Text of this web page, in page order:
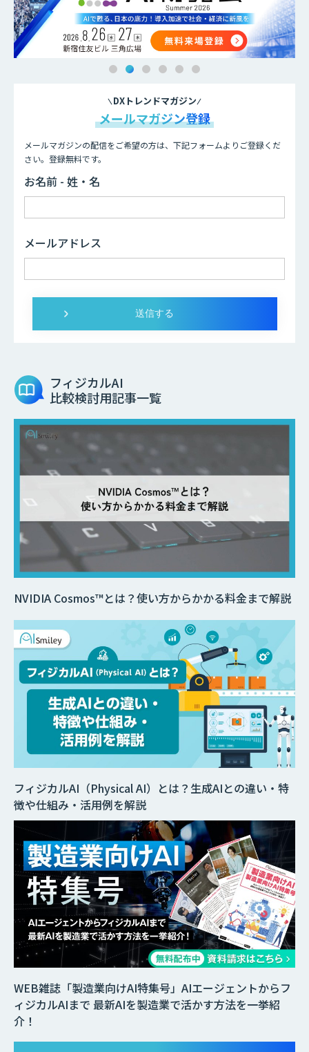
DXトレンドマガジン
メールマガジン登録
メールマガジンの配信をご希望の方は、下記フォームよりご登録くだ
さい。登録無料です。
お名前 - 姓・名
メールアドレス
フィジカルAI
比較検討用記事一覧
WEB雑誌「製造業向けAI特集号」AIエージェントからフ
ィジカルAIまで 最新AIを製造業で活かす方法を一挙紹
介！
NVIDIA Cosmos™とは？使い方からかかる料金まで解説
フィジカルAI（Physical AI）とは？生成AIとの違い・特
徴や仕組み・活用例を解説